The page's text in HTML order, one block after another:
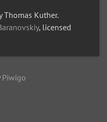
Thomas Kuther.
, licensed
Piwigo